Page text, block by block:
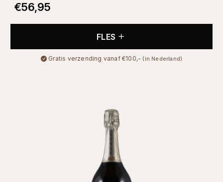
€56,95
FLES
Gratis verzending vanaf €100,- (in Nederland)